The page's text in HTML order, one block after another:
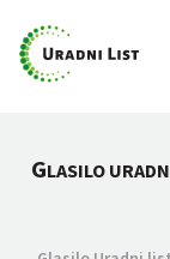
GLASILO